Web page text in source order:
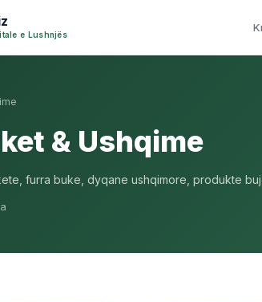
e Lushnjës
& Ushqime
furra buke, dyqane ushqimore, produkte